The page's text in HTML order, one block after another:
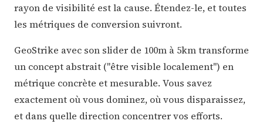
rayon de visibilité est la cause. Étendez-le, et toutes
les métriques de conversion suivront.
GeoStrike avec son slider de 100m à 5km transforme
un concept abstrait ("être visible localement") en
métrique concrète et mesurable. Vous savez
exactement où vous dominez, où vous disparaissez,
et dans quelle direction concentrer vos efforts.